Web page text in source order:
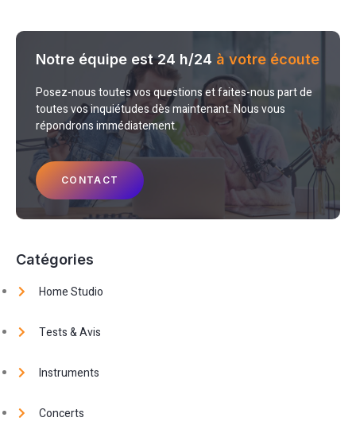
Notre équipe est 24 h/24 à votre écoute
Posez-nous toutes vos questions et faites-nous part de
toutes vos inquiétudes dès maintenant. Nous vous
répondrons immédiatement.
CONTACT
Catégories
Home Studio
Tests & Avis
Instruments
Concerts